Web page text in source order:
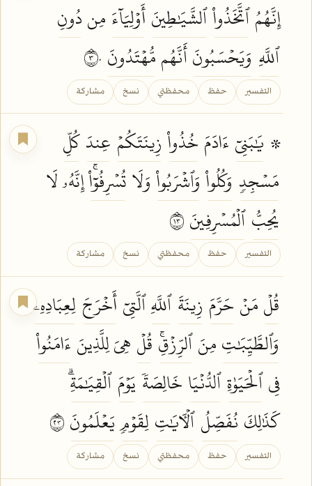
إِنَّهُمُٱتَّخَذُواْٱلشَّيَٰطِينَأَوۡلِيَآءَ مِندُونِ
ٱللَّهِ وَيَحۡسَبُونَأَنَّهُممُّهۡتَدُونَ
التفسير حفظ محفظتي نسخ مشاركة
۞ يَٰبَنِيٓ ءَادَمَخُذُواْ زِينَتَكُمۡ عِندَكُلِّ
مَسۡجِدٖ وَكُلُواْ وَٱشۡرَبُواْوَلَاتُسۡرِفُوٓاْۚإِنَّهُۥ لَا
يُحِبُّٱلۡمُسۡرِفِينَ
التفسير حفظ محفظتي نسخ مشاركة
قُلۡمَنۡحَرَّمَ زِينَةَ ٱللَّهِٱلَّتِيٓأَخۡرَجَ لِعِبَادِهِۦ
وَٱلطَّيِّبَٰتِمِنَٱلرِّزۡقِۚ قُلۡ هِيَ لِلَّذِينَ ءَامَنُواْ
فِيٱلۡحَيَوٰةِٱلدُّنۡيَاخَالِصَةٗيَوۡمَٱلۡقِيَٰمَةِۗ
كَذَٰلِكَ نُفَصِّلُٱلۡأٓيَٰتِلِقَوۡمٖيَعۡلَمُونَ
التفسير حفظ محفظتي نسخ مشاركة